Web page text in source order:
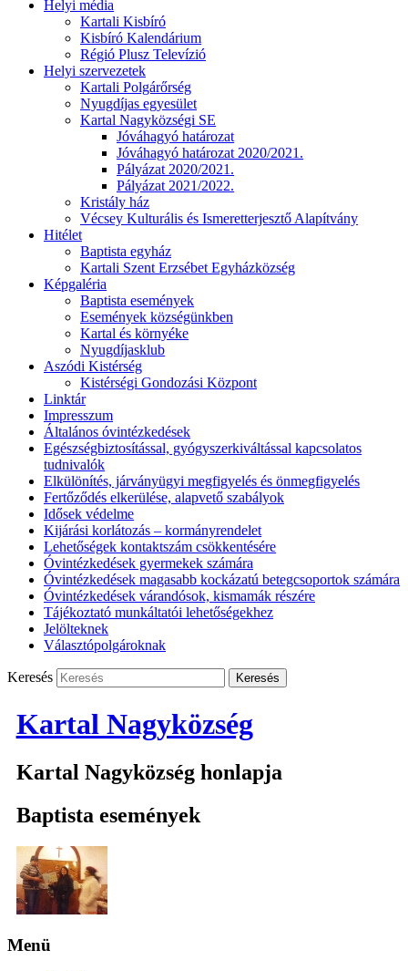
Helyi média
Kartali Kisbíró
Kisbíró Kalendárium
Régió Plusz Televízió
Helyi szervezetek
Kartali Polgárőrség
Nyugdíjas egyesület
Kartal Nagyközségi SE
Jóváhagyó határozat
Jóváhagyó határozat 2020/2021.
Pályázat 2020/2021.
Pályázat 2021/2022.
Kristály ház
Vécsey Kulturális és Ismeretterjesztő Alapítvány
Hitélet
Baptista egyház
Kartali Szent Erzsébet Egyházközség
Képgaléria
Baptista események
Események községünkben
Kartal és környéke
Nyugdíjasklub
Aszódi Kistérség
Kistérségi Gondozási Központ
Linktár
Impresszum
Általános óvintézkedések
Egészségbiztosítással, gyógyszerkiváltással kapcsolatos
tudnivalók
Elkülönítés, járványügyi megfigyelés és önmegfigyelés
Fertőződés elkerülése, alapvető szabályok
Idősek védelme
Kijárási korlátozás – kormányrendelet
Lehetőségek kontaktszám csökkentésére
Óvintézkedések gyermekek számára
Óvintézkedések magasabb kockázatú betegcsoportok számára
Óvintézkedések várandósok, kismamák részére
Tájékoztató munkáltatói lehetőségekhez
Jelölteknek
Választópolgároknak
Keresés
Kartal Nagyközség
Kartal Nagyközség honlapja
Baptista események
Menü